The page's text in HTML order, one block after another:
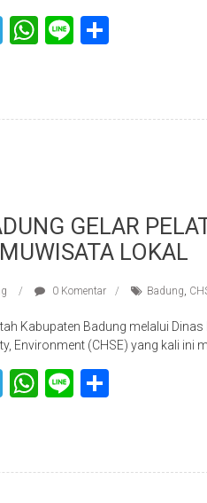
Telegram
WhatsApp
Line
GELAR
LOKAL
0 Komentar Badung,
Kabupaten Badung melalui
Environment (CHSE) yang kali
Telegram
WhatsApp
Line